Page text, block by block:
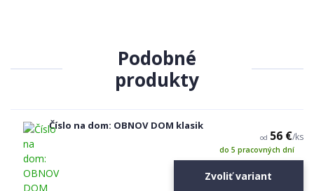
Podobné
produkty
Číslo na dom: OBNOV DOM klasik
od 56 €/ks
do 5 pracovných dní
Zvoliť variant